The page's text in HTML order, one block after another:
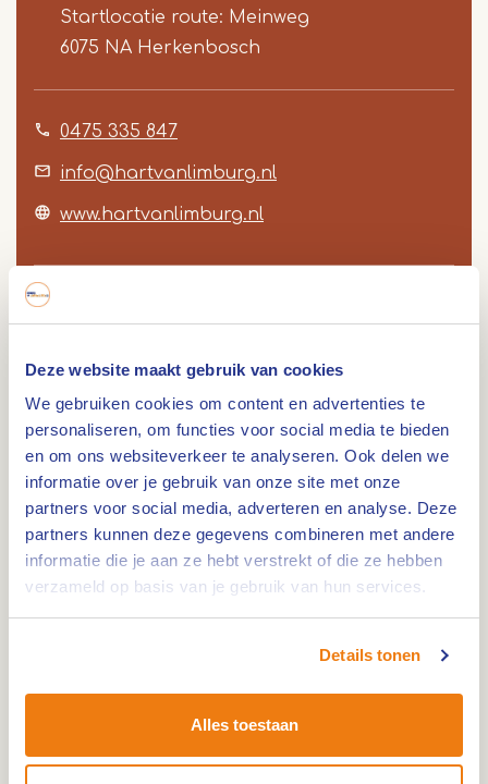
Deze website maakt gebruik van cookies
We gebruiken cookies om content en advertenties te
personaliseren, om functies voor social media te bieden
en om ons websiteverkeer te analyseren. Ook delen we
informatie over je gebruik van onze site met onze
partners voor social media, adverteren en analyse. Deze
partners kunnen deze gegevens combineren met andere
informatie die je aan ze hebt verstrekt of die ze hebben
verzameld op basis van je gebruik van hun services.
Details tonen
Alles toestaan
Startlocatie route: Meinweg
6075 NA Herkenbosch
0475 335 847
info@hartvanlimburg.nl
www.hartvanlimburg.nl
Lengte: 5 km. De route neemt je mee over zowel
verharde als onverharde wegen en voert je langs
een gevarieerd landschap van glooiende
heidevelden, serene vennen, weelderige
gagelstruwelen, oude akkertjes, bossen en het
schilderachtige Paardengat.
De Paardengatroute kan worden gewandeld via